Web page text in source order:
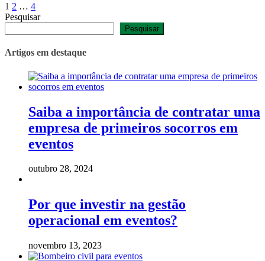
Paginação
de
Página
1 Página
2 … Página
4
Pesquisar
Pesquisar
Artigos em destaque
Saiba a importância de contratar uma
empresa de primeiros socorros em
eventos
outubro 28, 2024
Por que investir na gestão
operacional em eventos?
novembro 13, 2023